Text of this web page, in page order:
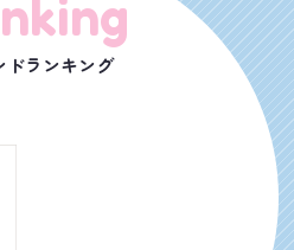
ドランキング